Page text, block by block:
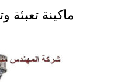
ماكينة تعبئة وتغليف